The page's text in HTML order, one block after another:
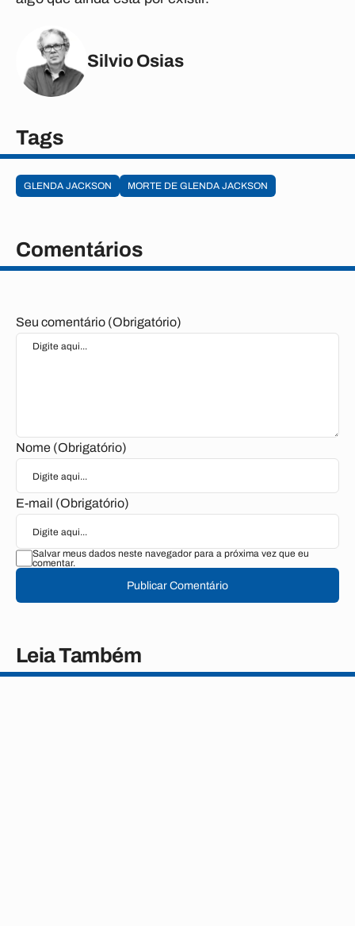
Silvio Osias
Tags
GLENDA JACKSON MORTE DE GLENDA JACKSON
Comentários
Seu comentário (Obrigatório)
Nome (Obrigatório)
E-mail (Obrigatório)
Salvar meus dados neste navegador para a próxima vez que eu
comentar.
Publicar Comentário
Leia Também